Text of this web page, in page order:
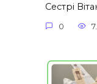
Сестрі
0